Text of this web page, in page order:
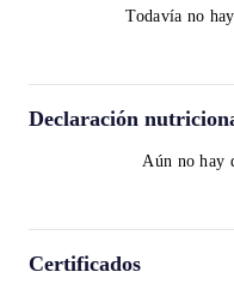
Todavía no
Declaración
Aún no hay
Certificados